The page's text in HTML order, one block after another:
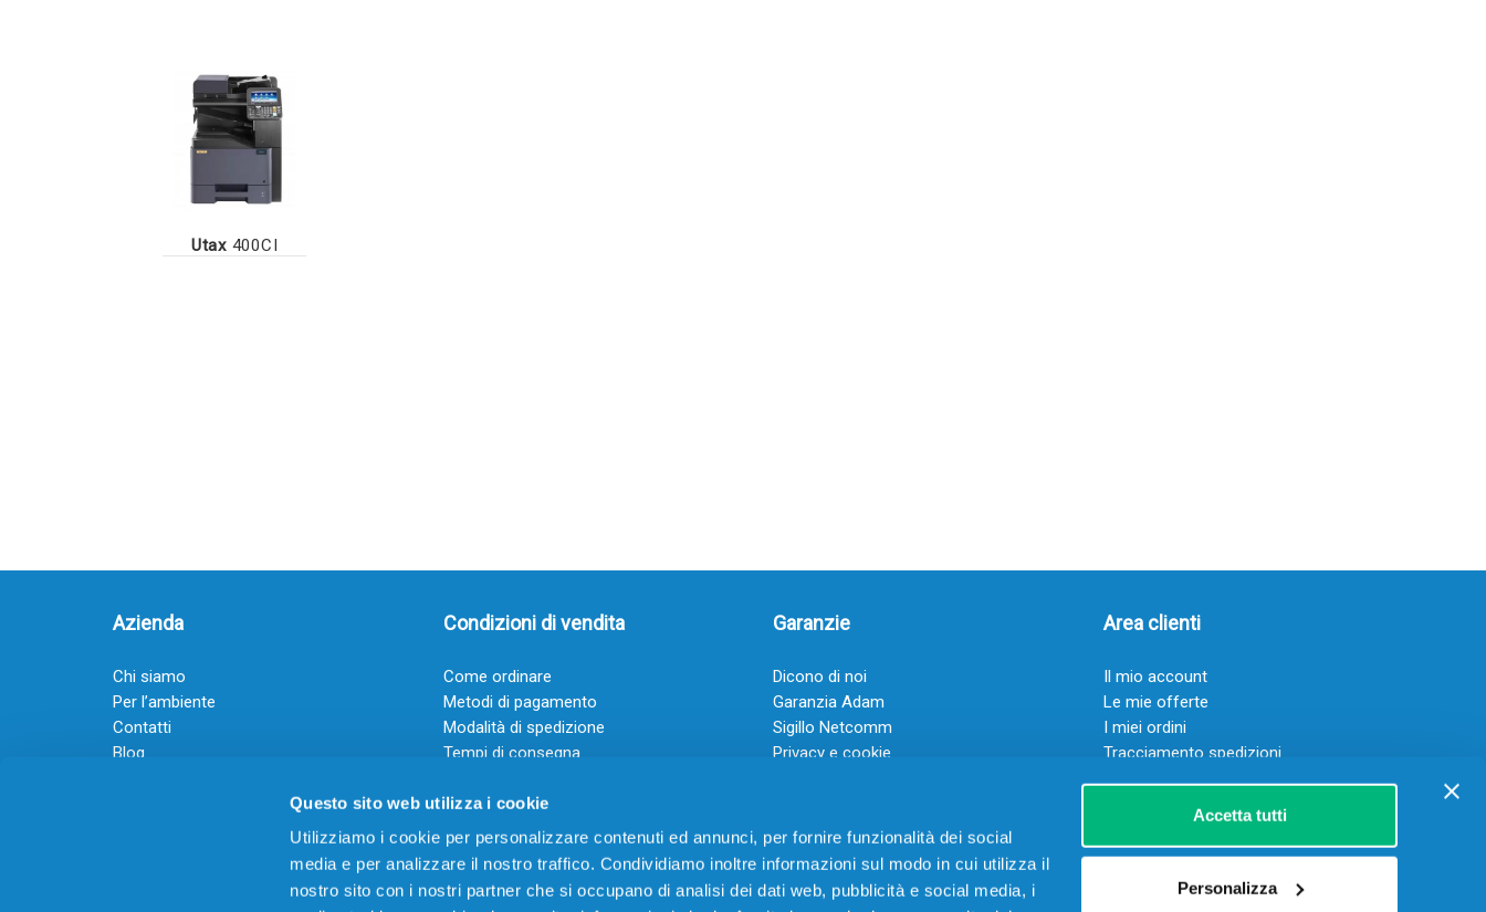
Questo sito web utilizza i cookie
Utilizziamo i cookie per personalizzare contenuti ed annunci, per fornire funzionalità dei social
media e per analizzare il nostro traffico. Condividiamo inoltre informazioni sul modo in cui utilizza il
nostro sito con i nostri partner che si occupano di analisi dei dati web, pubblicità e social media, i
Accetta tutti
Personalizza
Utax400CI
Azienda
Chi siamo
Per l’ambiente
Contatti
Blog
Guadagna con il Dropship
Condizioni di vendita
Come ordinare
Metodi di pagamento
Modalità di spedizione
Tempi di consegna
Garanzie
Dicono di noi
Garanzia Adam
Sigillo Netcomm
Privacy e cookie
Area clienti
Il mio account
Le mie offerte
I miei ordini
Tracciamento spedizioni
Resi
Servizio clienti